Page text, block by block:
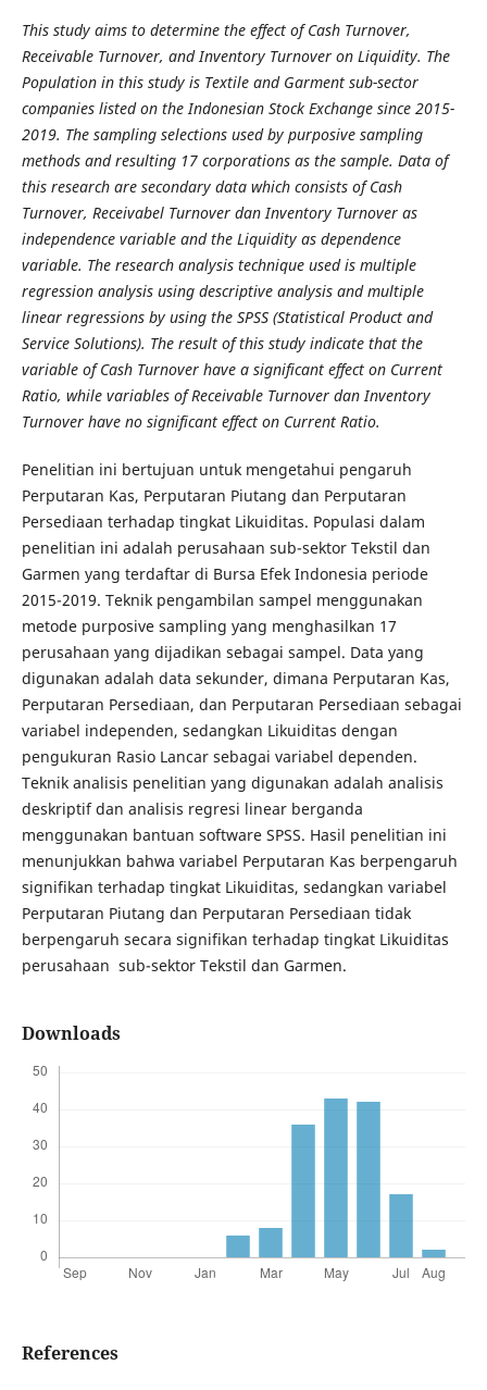
This study aims to determine the effect of Cash Turnover,
Receivable Turnover, and Inventory Turnover on Liquidity. The
Population in this study is Textile and Garment sub-sector
companies listed on the Indonesian Stock Exchange since 2015-
2019. The sampling selections used by purposive sampling
methods and resulting 17 corporations as the sample. Data of
this research are secondary data which consists of Cash
Turnover, Receivabel Turnover dan Inventory Turnover as
independence variable and the Liquidity as dependence
variable. The research analysis technique used is multiple
regression analysis using descriptive analysis and multiple
linear regressions by using the SPSS (Statistical Product and
Service Solutions). The result of this study indicate that the
variable of Cash Turnover have a significant effect on Current
Ratio, while variables of Receivable Turnover dan Inventory
Turnover have no significant effect on Current Ratio.
Penelitian ini bertujuan untuk mengetahui pengaruh
Perputaran Kas, Perputaran Piutang dan Perputaran
Persediaan terhadap tingkat Likuiditas. Populasi dalam
penelitian ini adalah perusahaan sub-sektor Tekstil dan
Garmen yang terdaftar di Bursa Efek Indonesia periode
2015-2019. Teknik pengambilan sampel menggunakan
metode purposive sampling yang menghasilkan 17
perusahaan yang dijadikan sebagai sampel. Data yang
digunakan adalah data sekunder, dimana Perputaran Kas,
Perputaran Persediaan, dan Perputaran Persediaan sebagai
variabel independen, sedangkan Likuiditas dengan
pengukuran Rasio Lancar sebagai variabel dependen.
Teknik analisis penelitian yang digunakan adalah analisis
deskriptif dan analisis regresi linear berganda
menggunakan bantuan software SPSS. Hasil penelitian ini
menunjukkan bahwa variabel Perputaran Kas berpengaruh
signifikan terhadap tingkat Likuiditas, sedangkan variabel
Perputaran Piutang dan Perputaran Persediaan tidak
berpengaruh secara signifikan terhadap tingkat Likuiditas
perusahaan sub-sektor Tekstil dan Garmen.
Downloads
References